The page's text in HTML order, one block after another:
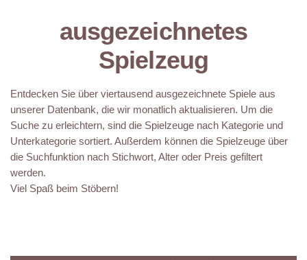
ausgezeichnetes
Spielzeug
Entdecken Sie über viertausend ausgezeichnete Spiele aus
unserer Datenbank, die wir monatlich aktualisieren. Um die
Suche zu erleichtern, sind die Spielzeuge nach Kategorie und
Unterkategorie sortiert. Außerdem können die Spielzeuge über
die Suchfunktion nach Stichwort, Alter oder Preis gefiltert
werden.
Viel Spaß beim Stöbern!